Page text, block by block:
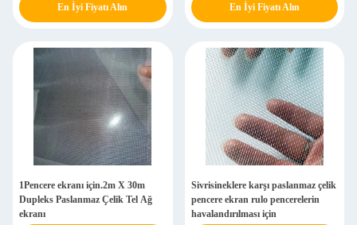
En İyi Fiyatı Alın En İyi Fiyatı Alın
1Pencere ekranı için.2m X 30m
Dupleks Paslanmaz Çelik Tel Ağ
ekranı
Sivrisineklere karşı paslanmaz çelik
pencere ekran rulo pencerelerin
havalandırılması için